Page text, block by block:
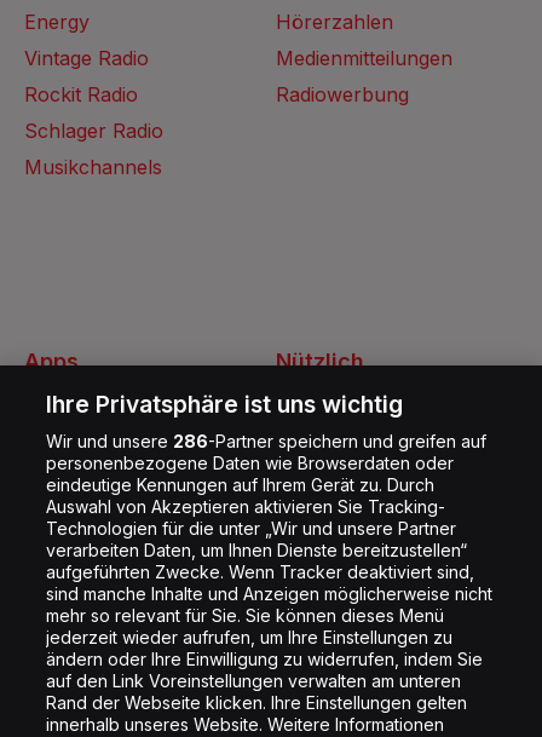
Energy
Vintage Radio
Rockit Radio
Schlager Radio
Musikchannels
Nützlich
Kontakt
Jobs
Shop
Impressum
Rechtliches
Datenschutz
Cookie Liste
Cookie Einstellung
Apps
Energy Radio App
Hörerzahlen
Medienmitteilungen
Radiowerbung
Ihre Privatsphäre ist uns wichtig
Wir und unsere 286-Partner speichern und greifen auf
personenbezogene Daten wie Browserdaten oder
eindeutige Kennungen auf Ihrem Gerät zu. Durch
Auswahl von Akzeptieren aktivieren Sie Tracking-
Technologien für die unter „Wir und unsere Partner
verarbeiten Daten, um Ihnen Dienste bereitzustellen“
aufgeführten Zwecke. Wenn Tracker deaktiviert sind,
sind manche Inhalte und Anzeigen möglicherweise nicht
mehr so relevant für Sie. Sie können dieses Menü
jederzeit wieder aufrufen, um Ihre Einstellungen zu
ändern oder Ihre Einwilligung zu widerrufen, indem Sie
auf den Link Voreinstellungen verwalten am unteren
Rand der Webseite klicken. Ihre Einstellungen gelten
innerhalb unseres Website. Weitere Informationen